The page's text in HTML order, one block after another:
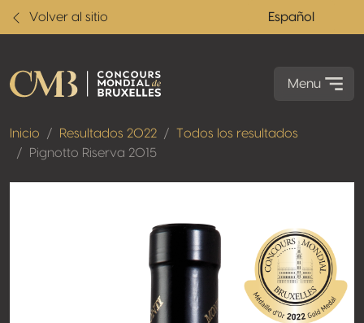
Volver al sitio Español
Menu
Inicio Resultados 2022
Todos los resultados
Pignotto Riserva 2015